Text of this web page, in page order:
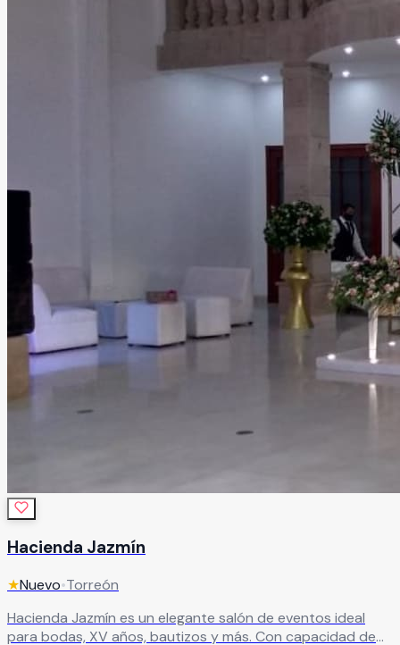
Hacienda Jazmín
★Nuevo•Torreón
Hacienda Jazmín es un elegante salón de eventos ideal
para bodas, XV años, bautizos y más. Con capacidad de